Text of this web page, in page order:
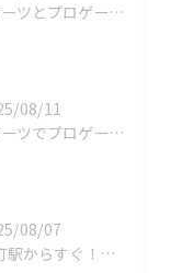
eスポーツとプロゲーマーを六番町駅で目指すための実践ガイド
08/11
eスポーツでプロゲーマーを目指す愛知県名古屋市の最新キャリアガイド
08/07
六番町駅からすぐ！名古屋のeスポーツ施設で快適なプレイ環境を確保